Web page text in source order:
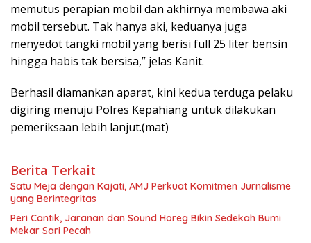
memutus perapian mobil dan akhirnya membawa aki
mobil tersebut. Tak hanya aki, keduanya juga
menyedot tangki mobil yang berisi full 25 liter bensin
hingga habis tak bersisa,” jelas Kanit.
Berhasil diamankan aparat, kini kedua terduga pelaku
digiring menuju Polres Kepahiang untuk dilakukan
pemeriksaan lebih lanjut.(mat)
Berita Terkait
Satu Meja dengan Kajati, AMJ Perkuat Komitmen Jurnalisme
yang Berintegritas
Peri Cantik, Jaranan dan Sound Horeg Bikin Sedekah Bumi
Mekar Sari Pecah